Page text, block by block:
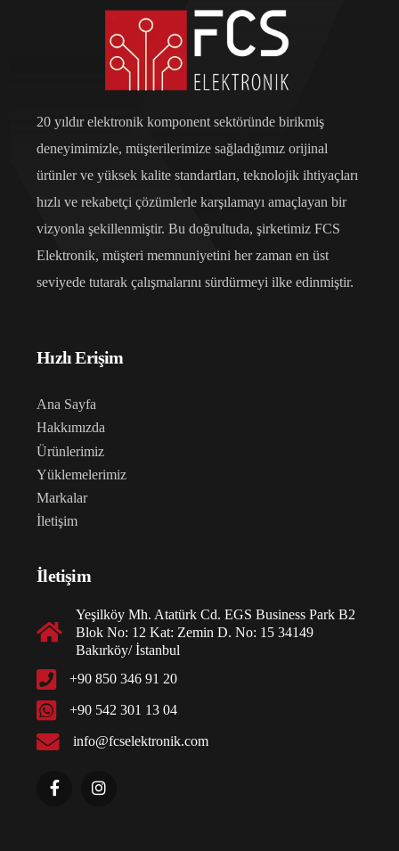
20 yıldır elektronik komponent sektöründe birikmiş
deneyimimizle, müşterilerimize sağladığımız orijinal
ürünler ve yüksek kalite standartları, teknolojik ihtiyaçları
hızlı ve rekabetçi çözümlerle karşılamayı amaçlayan bir
vizyonla şekillenmiştir. Bu doğrultuda, şirketimiz FCS
Elektronik, müşteri memnuniyetini her zaman en üst
seviyede tutarak çalışmalarını sürdürmeyi ilke edinmiştir.
Hızlı Erişim
Ana Sayfa
Hakkımızda
Ürünlerimiz
Yüklemelerimiz
Markalar
İletişim
İletişim
Yeşilköy Mh. Atatürk Cd. EGS Business Park B2
Blok No: 12 Kat: Zemin D. No: 15 34149
Bakırköy/ İstanbul
+90 850 346 91 20
+90 542 301 13 04
info@fcselektronik.com